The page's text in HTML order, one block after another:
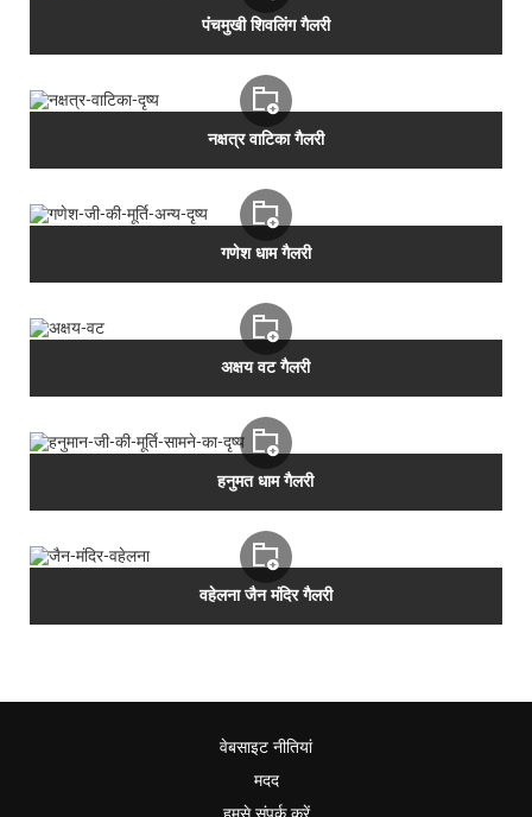
पंंचमुखी शिवलिंग गैलरी
नक्षत्र वाटिका गैलरी
गणेश धाम गैलरी
अक्षय वट गैलरी
हनुमत धाम गैलरी
वहेलना जैन मंदिर गैलरी
वेबसाइट नीतियां
मदद